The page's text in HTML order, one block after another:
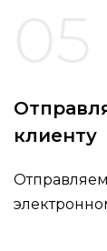
клиенту